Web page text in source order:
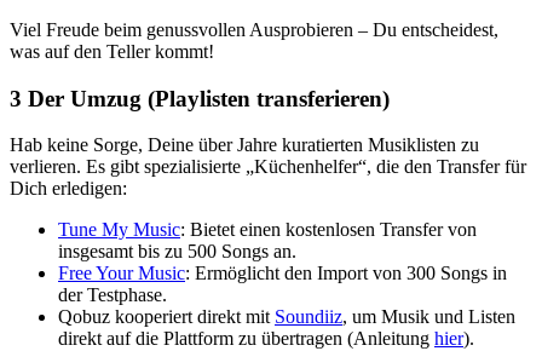
Viel Freude beim genussvollen Ausprobieren – Du entscheidest,
was auf den Teller kommt!
3 Der Umzug (Playlisten transferieren)
Hab keine Sorge, Deine über Jahre kuratierten Musiklisten zu
verlieren. Es gibt spezialisierte „Küchenhelfer“, die den Transfer für
Dich erledigen:
Tune My Music: Bietet einen kostenlosen Transfer von
insgesamt bis zu 500 Songs an.
Free Your Music: Ermöglicht den Import von 300 Songs in
der Testphase.
Qobuz kooperiert direkt mit Soundiiz, um Musik und Listen
direkt auf die Plattform zu übertragen (Anleitung hier).